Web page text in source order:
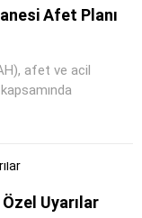
Afet Planı
afet ve acil
Uyarılar